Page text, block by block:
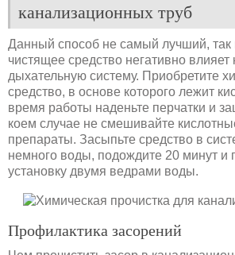
канализационных труб
Данный способ не самый лучший, так
чистящее средство негативно влияет
дыхательную систему. Приобретите
средство, в основе которого лежит
время работы наденьте перчатки и
коем случае не смешивайте
препараты. Засыпьте средство в
немного воды, подождите 20 минут и
установку двумя ведрами воды.
Профилактика засорений